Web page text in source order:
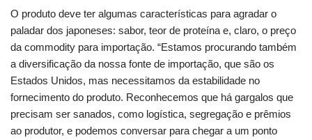
O produto deve ter algumas características para agradar o
paladar dos japoneses: sabor, teor de proteína e, claro, o preço
da commodity para importação. “Estamos procurando também
a diversificação da nossa fonte de importação, que são os
Estados Unidos, mas necessitamos da estabilidade no
fornecimento do produto. Reconhecemos que há gargalos que
precisam ser sanados, como logística, segregação e prêmios
ao produtor, e podemos conversar para chegar a um ponto